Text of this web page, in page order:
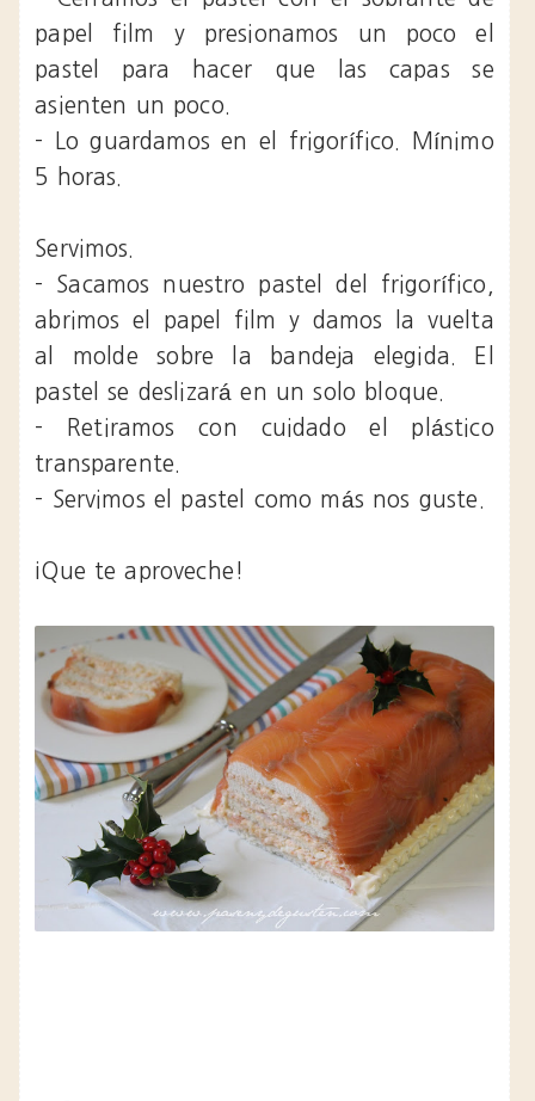
papel film y presionamos un poco el
pastel para hacer que las capas se
asienten un poco.
- Lo guardamos en el frigorífico. Mínimo
5 horas.
Servimos.
- Sacamos nuestro pastel del frigorífico,
abrimos el papel film y damos la vuelta
al molde sobre la bandeja elegida. El
pastel se deslizará en un solo bloque.
- Retiramos con cuidado el plástico
transparente.
- Servimos el pastel como más nos guste.
¡Que te aproveche!